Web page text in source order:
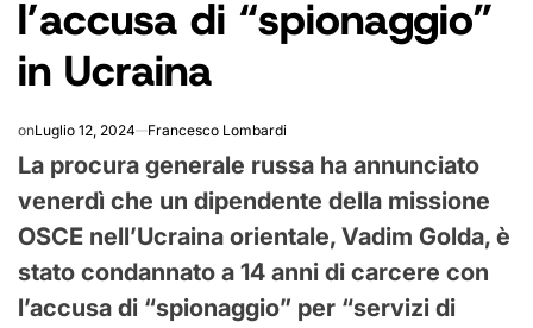
l’accusa di “spionaggio”
in Ucraina
onLuglio 12, 2024 Francesco Lombardi
La procura generale russa ha annunciato
venerdì che un dipendente della missione
OSCE nell’Ucraina orientale, Vadim Golda, è
stato condannato a 14 anni di carcere con
l’accusa di “spionaggio” per “servizi di